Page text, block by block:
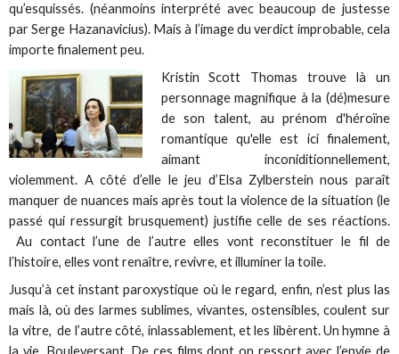
qu’esquissés. (néanmoins interprété avec beaucoup de justesse
par Serge Hazanavicius). Mais à l’image du verdict improbable, cela
importe finalement peu.
Kristin Scott Thomas trouve là un
personnage magnifique à la (dé)mesure
de son talent, au prénom d'héroïne
romantique qu'elle est ici finalement,
aimant inconiditionnellement,
violemment. A côté d’elle le jeu d’Elsa Zylberstein nous paraît
manquer de nuances mais après tout la violence de la situation (le
passé qui ressurgit brusquement) justifie celle de ses réactions.
Au contact l’une de l’autre elles vont reconstituer le fil de
l’histoire, elles vont renaître, revivre, et illuminer la toile.
Jusqu’à cet instant paroxystique où le regard, enfin, n’est plus las
mais là, où des larmes sublimes, vivantes, ostensibles, coulent sur
la vitre, de l’autre côté, inlassablement, et les libèrent. Un hymne à